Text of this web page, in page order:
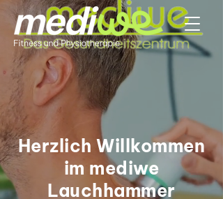
Herzlich Willkommen
im mediwe
Lauchhammer